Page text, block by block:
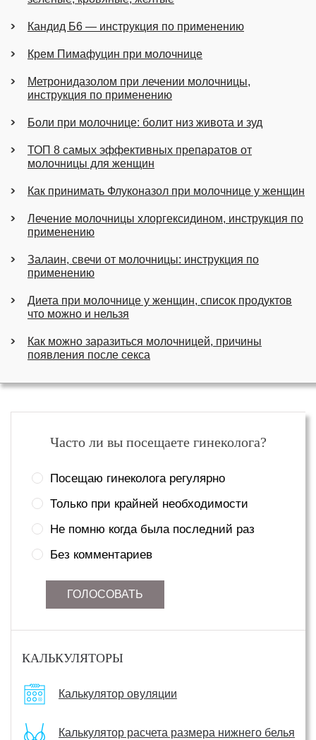
Кандид Б6 — инструкция по применению
Крем Пимафуцин при молочнице
Метронидазолом при лечении молочницы,
инструкция по применению
Боли при молочнице: болит низ живота и зуд
ТОП 8 самых эффективных препаратов от
молочницы для женщин
Как принимать Флуконазол при молочнице у женщин
Лечение молочницы хлоргексидином, инструкция по
применению
Залаин, свечи от молочницы: инструкция по
применению
Диета при молочнице у женщин, список продуктов
что можно и нельзя
Как можно заразиться молочницей, причины
появления после секса
Часто ли вы посещаете гинеколога?
Посещаю гинеколога регулярно
Только при крайней необходимости
Не помню когда была последний раз
Без комментариев
ГОЛОСОВАТЬ
КАЛЬКУЛЯТОРЫ
Калькулятор овуляции
Калькулятор расчета размера нижнего белья